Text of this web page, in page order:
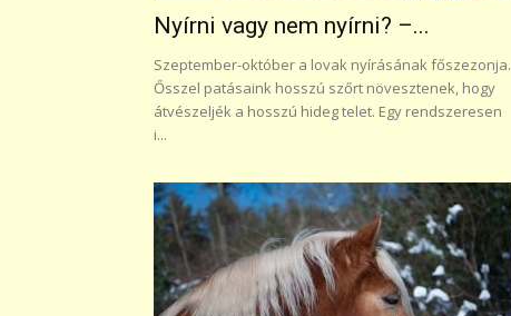
Nyírni vagy nem nyírni? –...
Szeptember-október a lovak nyírásának főszezonja.
Ősszel patásaink hosszú szőrt növesztenek, hogy
átvészeljék a hosszú hideg telet. Egy rendszeresen
i...